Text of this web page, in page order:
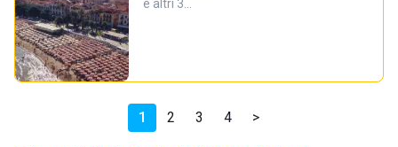
e altri 3…
1 2 3 4 >